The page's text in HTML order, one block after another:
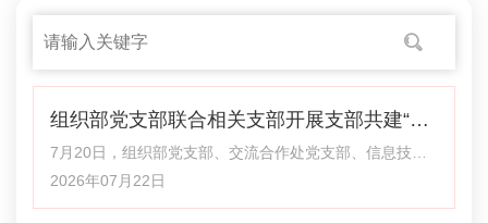
组织部党支部联合相关支部开展支部共建“聚
访听”主题党日活动
7月20日，组织部党支部、交流合作处党支部、信息技术
处党支部、老干部处党支部、后勤服务中心（机关服务
处）第二党支部，赴定西市安定区青岚山乡郭川村，联合
2026年07月22日